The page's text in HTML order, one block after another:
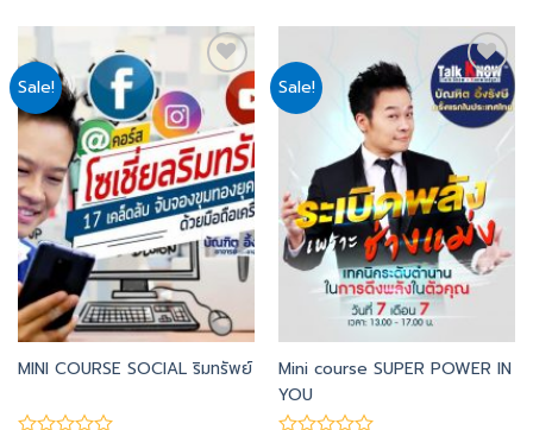
Sale!
Add
wishlist
MINI COURSE SOCIAL ริมทรัพย์
Sale!
Add
to
wishlist
Mini course SUPER POWER IN
YOU